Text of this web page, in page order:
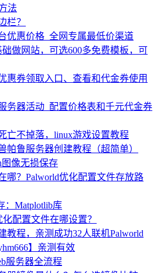
法
栏？
优惠价格_全网专属最低价渠道
做网站，可选600多免费模板，可
惠券领取入口、查看和代金券使用
务器活动_配置价格表和千元代金券
亡不掉落，linux游戏设置教程
帕鲁服务器创建教程（超简单）
图像无损保存
哪？Palworld优化配置文件存放路
：Matplotlib库
配置文件在哪设置？
教程，亲测成功32人联机Palworld
】亲测有效
服务器全流程